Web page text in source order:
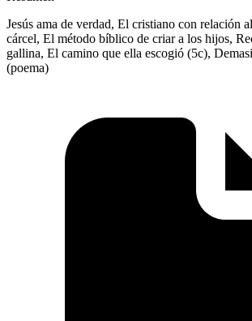
Jesús ama de verdad, El cristiano con relación
cárcel, El método bíblico de criar a los hijos,
gallina, El camino que ella escogió (5c),
(poema)